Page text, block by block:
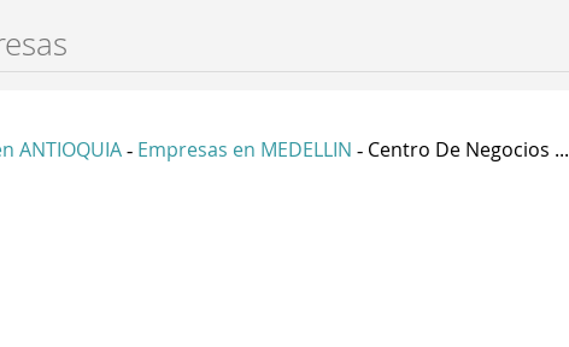
ANTIOQUIA - Empresas en MEDELLIN - Centro De Negocios ...